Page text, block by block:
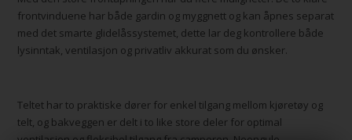
frontvinduene har både gardin og myggnett og kan åpnes separat
med det smarte glidelåssystemet, dette lar deg kontrollere både
lysinntak, ventilasjon og privatliv akkurat som du ønsker.
Teltet har to praktiske dører for enkel tilgang mellom kjøretøy og
telt, og bakveggen er delt i to like store deler for optimal